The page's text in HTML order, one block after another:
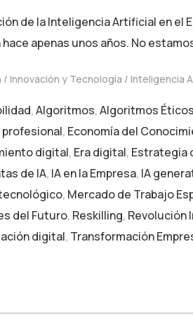
de la Inteligencia Artificial en el
apenas unos años. No
Innovación y Tecnología Inteligencia
,Algoritmos,Algoritmos Éticos
, Economía del
digital, Era digital, Estrategia
de IA, IA en la Empresa, IA
, Mercado de Trabajo
del Futuro, Reskilling, Revolución
digital, Transformación